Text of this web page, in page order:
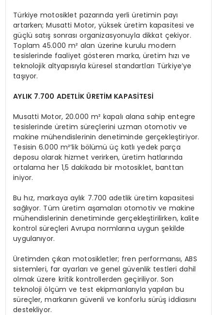
Türkiye motosiklet pazarında yerli üretimin payı
artarken; Musatti Motor, yüksek üretim kapasitesi ve
güçlü satış sonrası organizasyonuyla dikkat çekiyor.
Toplam 45.000 m² alan üzerine kurulu modern
tesislerinde faaliyet gösteren marka, üretim hızı ve
teknolojik altyapısıyla küresel standartları Türkiye’ye
taşıyor.
AYLIK 7.700 ADETLİK ÜRETİM KAPASİTESİ
Musatti Motor, 20.000 m² kapalı alana sahip entegre
tesislerinde üretim süreçlerini uzman otomotiv ve
makine mühendislerinin denetiminde gerçekleştiriyor.
Tesisin 6.000 m²’lik bölümü üç katlı yedek parça
deposu olarak hizmet verirken, üretim hatlarında
ortalama her 1,5 dakikada bir motosiklet, banttan
iniyor.
Bu hız, markaya aylık 7.700 adetlik üretim kapasitesi
sağlıyor. Tüm üretim aşamaları otomotiv ve makine
mühendislerinin denetiminde gerçekleştirilirken, kalite
kontrol süreçleri Avrupa normlarına uygun şekilde
uygulanıyor.
Üretimden çıkan motosikletler; fren performansı, ABS
sistemleri, far ayarları ve genel güvenlik testleri dahil
olmak üzere kritik kontrollerden geçiriliyor. Son
teknoloji ölçüm ve test ekipmanlarıyla yapılan bu
süreçler, markanın güvenli ve konforlu sürüş iddiasını
destekliyor.